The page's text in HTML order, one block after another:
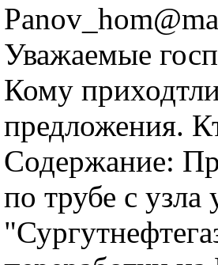
Уважаемые
Кому
предложения.
Содержание:
по трубе с